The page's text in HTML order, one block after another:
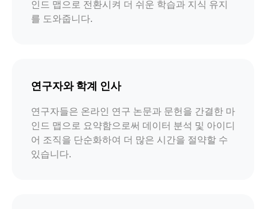
인드 맵으로 전환시켜 더 쉬운 학습과 지식 유지
를 도와줍니다.
연구자와 학계 인사
연구자들은 온라인 연구 논문과 문헌을 간결한 마
인드 맵으로 요약함으로써 데이터 분석 및 아이디
어 조직을 단순화하여 더 많은 시간을 절약할 수
있습니다.